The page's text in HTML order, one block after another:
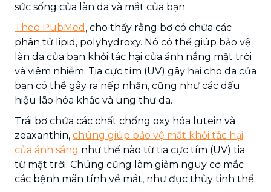
sức sống của làn da và mắt của bạn.
Theo PubMed , cho thấy rằng bơ có chứa các
phân tử lipid, polyhydroxy. Nó có thể giúp bảo vệ
làn da của bạn khỏi tác hại của ánh nắng mặt trời
và viêm nhiễm. Tia cực tím (UV) gây hại cho da của
bạn có thể gây ra nếp nhăn, cũng như các dấu
hiệu lão hóa khác và ung thư da.
Trái bơ chứa các chất chống oxy hóa lutein và
zeaxanthin, chúng giúp bảo vệ mắt khỏi tác hại
của ánh sáng như thế nào từ tia cực tím (UV) tia
từ mặt trời. Chúng cũng làm giảm nguy cơ mắc
các bệnh mãn tính về mắt, như đục thủy tinh thể.